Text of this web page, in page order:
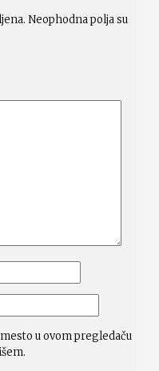
Neophodna polja su
u ovom pregledaču